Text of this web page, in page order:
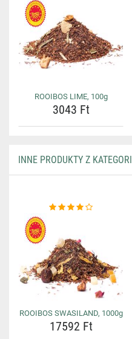
ROOIBOS LIME, 100g
3043 Ft
INNE PRODUKTY Z
ROOIBOS SWASILAND, 1000g
17592 Ft